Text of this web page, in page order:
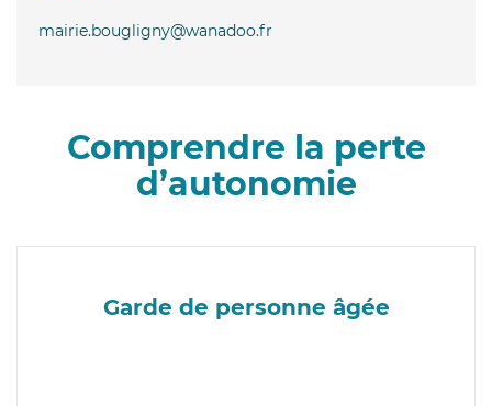
mairie.bougligny@wanadoo.fr
Comprendre la perte
d’autonomie
Garde de personne âgée